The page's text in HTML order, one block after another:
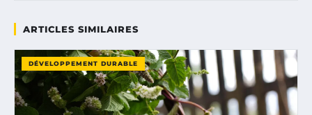
ARTICLES SIMILAIRES
DÉVELOPPEMENT DURABLE